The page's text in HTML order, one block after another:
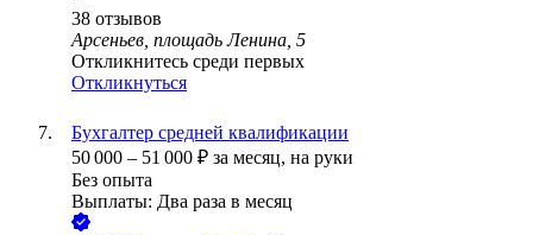
38 отзывов
Арсеньев, площадь Ленина, 5
Откликнитесь среди первых
Откликнуться
Бухгалтер средней квалификации
50 000 – 51 000 ₽ за месяц, на руки
Без опыта
Выплаты: Два раза в месяц